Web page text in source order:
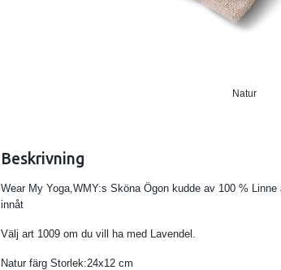
Natur
Beskrivning
Wear My Yoga,WMY:s Sköna Ögon kudde av 100 %
innåt
Välj art 1009 om du vill ha med Lavendel.
Natur färg Storlek:24x12 cm